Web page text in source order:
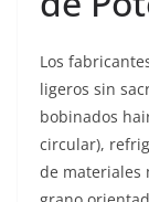
Los
ligeros sin
bobinados
circular),
de materiales